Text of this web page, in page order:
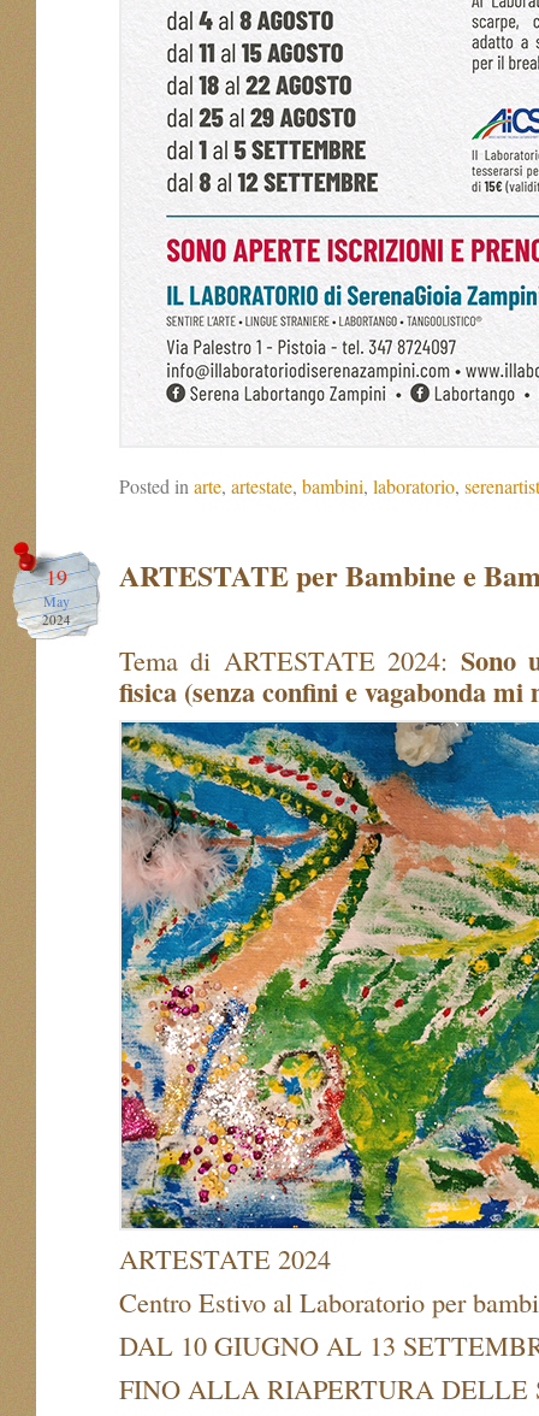
Posted in arte, artestate, bambini, laboratorio,
19
May
2024
ARTESTATE per Bambine e
Tema di ARTESTATE 2024:Sono
fisica (senza confini e vagabonda mi
ARTESTATE 2024
Centro Estivo al Laboratorio per
DAL 10 GIUGNO AL 13
FINO ALLA RIAPERTURA DELLE